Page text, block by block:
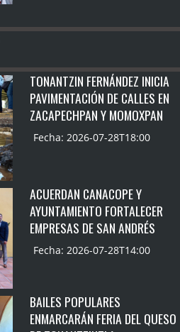
TONANTZIN FERNÁNDEZ INICIA
PAVIMENTACIÓN DE CALLES EN
ZACAPECHPAN Y MOMOXPAN
Fecha: 2026-07-28T18:00
ACUERDAN CANACOPE Y
AYUNTAMIENTO FORTALECER
EMPRESAS DE SAN ANDRÉS
Fecha: 2026-07-28T14:00
BAILES POPULARES
ENMARCARÁN FERIA DEL QUESO